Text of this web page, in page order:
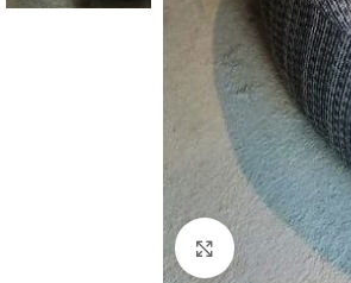
Click to enlarge